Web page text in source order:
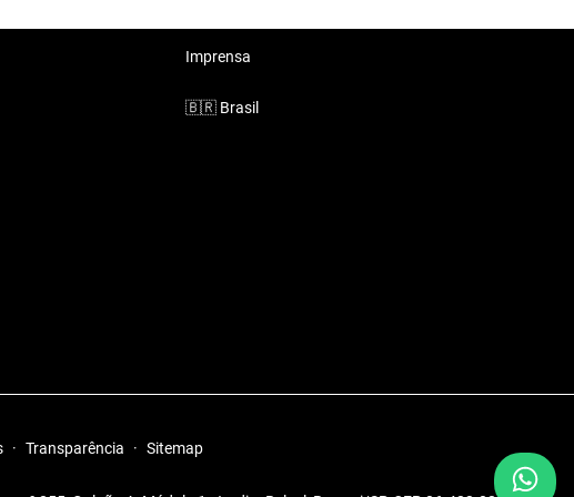
Imprensa
🇧🇷 Brasil
· Transparência · Sitemap